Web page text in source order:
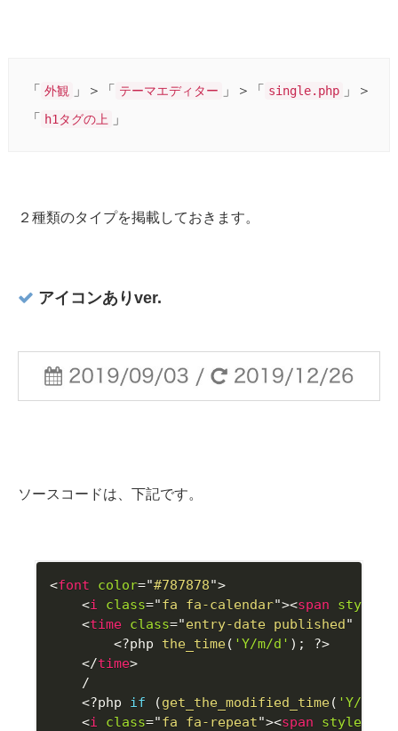
「 外観 」＞「 テーマエディター 」＞「 single.php
」＞
「
h1タグの上 」
２種類のタイプを掲載しておきます。
アイコンありver.
ソースコードは、下記です。
<font color="#787878">
<i class="fa fa-calendar"><span style
<time class="entry-date published"
<?php
the_time( 'Y/m/d' ) ;
?>
</time>
/
<?php
if (get_the_modified_time( 'Y/m/d'
<i class="fa fa-repeat"><span style